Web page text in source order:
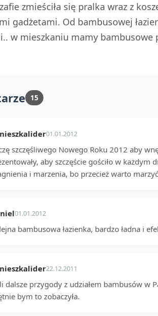
zmieściła się pralka wraz z
gadżetami. Od bambusowej
w mieszkaniu mamy bambusowe
15
01.01.2012
szczęśliwego Nowego Roku 2012 aby
aby szczęście gościło w każdym
i marzenia, bo przecież warto
01.01.2012
bambusowa łazienka, bardzo ładna i
22.12.2011
dalsze przygody z udziałem bambusów w
bym to zobaczyła.